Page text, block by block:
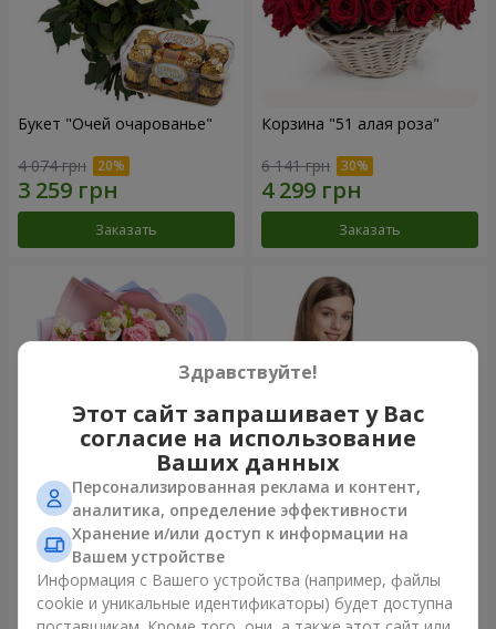
Букет "Очей очарованье"
4 074 грн
Заказать
Корзина "51 алая роза"
6 141 грн
Заказать
Букет "Сказка моей жизни"
2 399 грн
Заказать
Корзина "Ангелочек"
Заказать
Здравствуйте!
Этот сайт запрашивает у Вас
согласие на использование
Ваших данных
Персонализированная реклама и контент,
аналитика, определение эффективности
Хранение и/или доступ к информации на
Вашем устройстве
Информация с Вашего устройства (например, файлы
cookie и уникальные идентификаторы) будет доступна